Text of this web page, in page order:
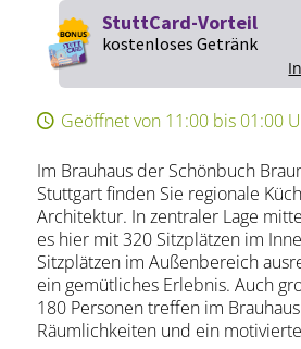
Geöffnet von 11:00 bis 01:00
Im Brauhaus der Schönbuch
Stuttgart finden Sie regionale
Architektur. In zentraler Lage
es hier mit 320 Sitzplätzen im
Sitzplätzen im Außenbereich
ein gemütliches Erlebnis. Auch
180 Personen treffen im
Räumlichkeiten und ein
StuttCard-Vorteil
kostenloses Getränk